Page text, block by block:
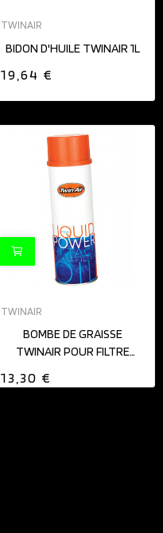
TWINAIR
BIDON D'HUILE TWINAIR 1L
19,64 €
TWINAIR
BOMBE DE GRAISSE
TWINAIR POUR FILTRE
13,30 €